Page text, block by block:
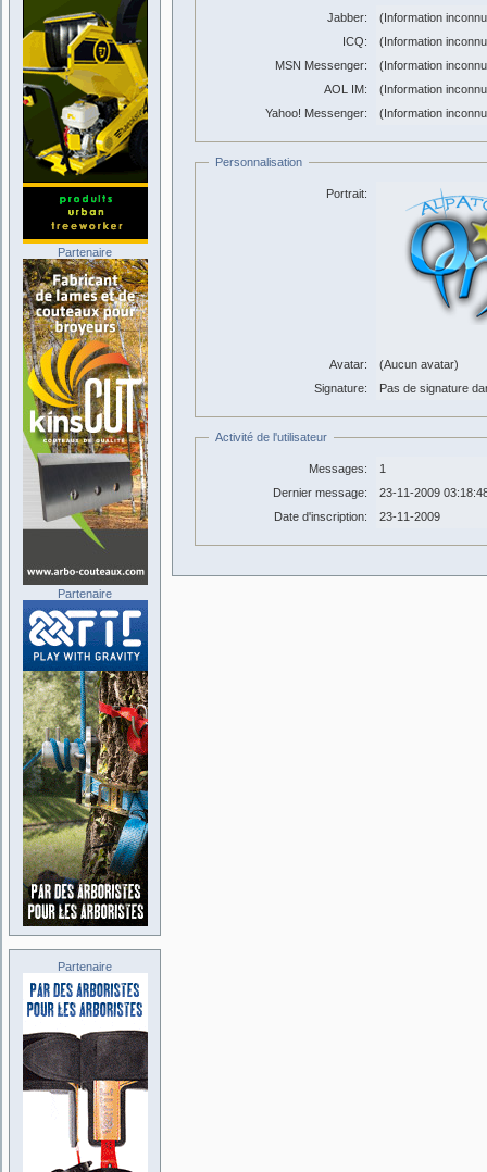
Jabber:
(Information
ICQ:
(Information
MSN Messenger:
(Information
AOL IM:
(Information
Yahoo! Messenger:
(Information
Personnalisation
Portrait:
Avatar:
(Aucun avatar)
Signature:
Pas de signature
Activité de l'utilisateur
Messages:
1
Dernier message:
23-11-2009
Date d'inscription:
23-11-2009
Partenaire
Partenaire
Partenaire